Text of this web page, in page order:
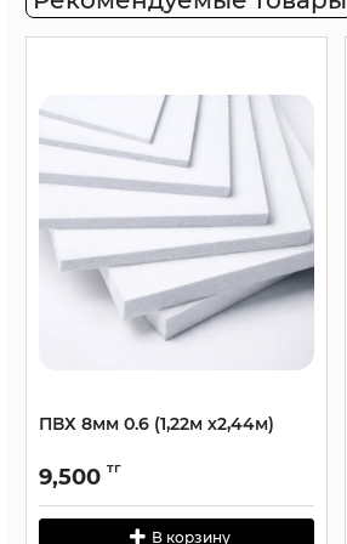
ПВХ 8мм 0.6 (1,22м х2,44м)
9,500 тг
В корзину